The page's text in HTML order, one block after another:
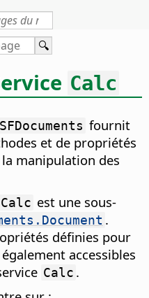
Calc
SFDocuments fournit
et de propriétés
manipulation des
est une sous-
.
définies pour
accessibles
Calc .